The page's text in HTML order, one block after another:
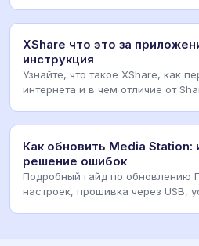
XShare что это за
инструкция
Узнайте, что такое XShare, как
интернета и в чем отличие от
Как обновить Media Station:
решение ошибок
Подробный гайд по обновлению
настроек, прошивка через USB,